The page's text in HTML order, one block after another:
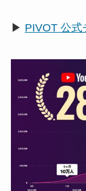
▶︎ PIVOT 公式